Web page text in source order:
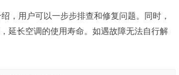
，用户可以一步步排查和修复问题。同时，
延长空调的使用寿命。如遇故障无法自行解